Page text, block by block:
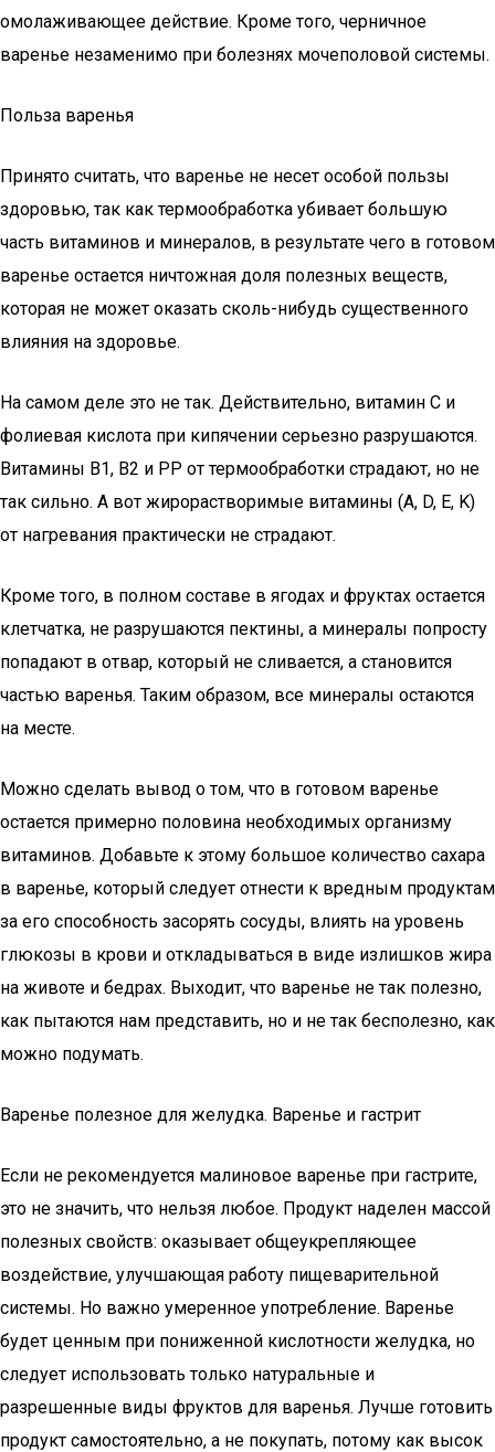
омолаживающее действие. Кроме того, черничное
варенье незаменимо при болезнях мочеполовой системы.
Польза варенья
Принято считать, что варенье не несет особой пользы
здоровью, так как термообработка убивает большую
часть витаминов и минералов, в результате чего в готовом
варенье остается ничтожная доля полезных веществ,
которая не может оказать сколь-нибудь существенного
влияния на здоровье.
На самом деле это не так. Действительно, витамин C и
фолиевая кислота при кипячении серьезно разрушаются.
Витамины B1, B2 и PP от термообработки страдают, но не
так сильно. А вот жирорастворимые витамины (A, D, E, K)
от нагревания практически не страдают.
Кроме того, в полном составе в ягодах и фруктах остается
клетчатка, не разрушаются пектины, а минералы попросту
попадают в отвар, который не сливается, а становится
частью варенья. Таким образом, все минералы остаются
на месте.
Можно сделать вывод о том, что в готовом варенье
остается примерно половина необходимых организму
витаминов. Добавьте к этому большое количество сахара
в варенье, который следует отнести к вредным продуктам
за его способность засорять сосуды, влиять на уровень
глюкозы в крови и откладываться в виде излишков жира
на животе и бедрах. Выходит, что варенье не так полезно,
как пытаются нам представить, но и не так бесполезно, как
можно подумать.
Варенье полезное для желудка. Варенье и гастрит
Если не рекомендуется малиновое варенье при гастрите,
это не значить, что нельзя любое. Продукт наделен массой
полезных свойств: оказывает общеукрепляющее
воздействие, улучшающая работу пищеварительной
системы. Но важно умеренное употребление. Варенье
будет ценным при пониженной кислотности желудка, но
следует использовать только натуральные и
разрешенные виды фруктов для варенья. Лучше готовить
продукт самостоятельно, а не покупать, потому как высок